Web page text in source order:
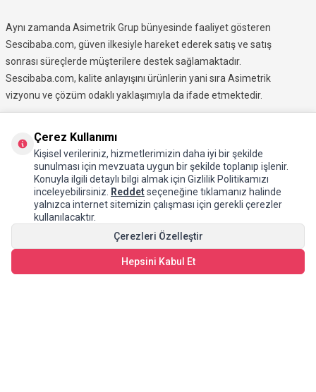
Aynı zamanda Asimetrik Grup bünyesinde faaliyet gösteren
Sescibaba.com, güven ilkesiyle hareket ederek satış ve satış
sonrası süreçlerde müşterilere destek sağlamaktadır.
Sescibaba.com, kalite anlayışını ürünlerin yani sıra Asimetrik
vizyonu ve çözüm odaklı yaklaşımıyla da ifade etmektedir.
Sescibaba.com, geniş ürün gamının yanı sıra teknik destek
sunarak satış sürecinden satış sonrasına kadar profesyonel
bir deneyim sunmaktadır.
Çerez Kullanımı
Kişisel verileriniz, hizmetlerimizin daha iyi bir şekilde
sunulması için mevzuata uygun bir şekilde toplanıp işlenir.
Konuyla ilgili detaylı bilgi almak için Gizlilik Politikamızı
inceleyebilirsiniz.
Reddetseçeneğine tıklamanız halinde
yalnızca internet sitemizin çalışması için gerekli çerezler
kullanılacaktır.
Çerezleri Özelleştir
Hepsini Kabul Et